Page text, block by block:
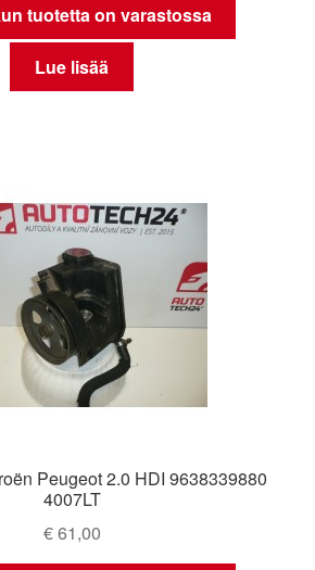
tuotetta on varastossa
Lue lisää
Peugeot 2.0 HDI 9638339880
4007LT
€61,00